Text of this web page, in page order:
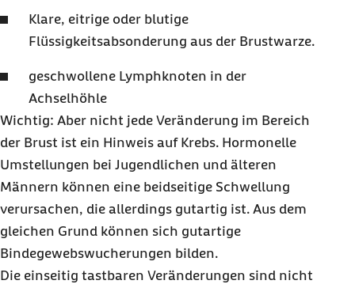
Klare, eitrige oder blutige
Flüssigkeitsabsonderung aus der Brustwarze.
geschwollene Lymphknoten in der
Achselhöhle
Wichtig: Aber nicht jede Veränderung im Bereich
der Brust ist ein Hinweis auf Krebs. Hormonelle
Umstellungen bei Jugendlichen und älteren
Männern können eine beidseitige Schwellung
verursachen, die allerdings gutartig ist. Aus dem
gleichen Grund können sich gutartige
Bindegewebswucherungen bilden.
Die einseitig tastbaren Veränderungen sind nicht